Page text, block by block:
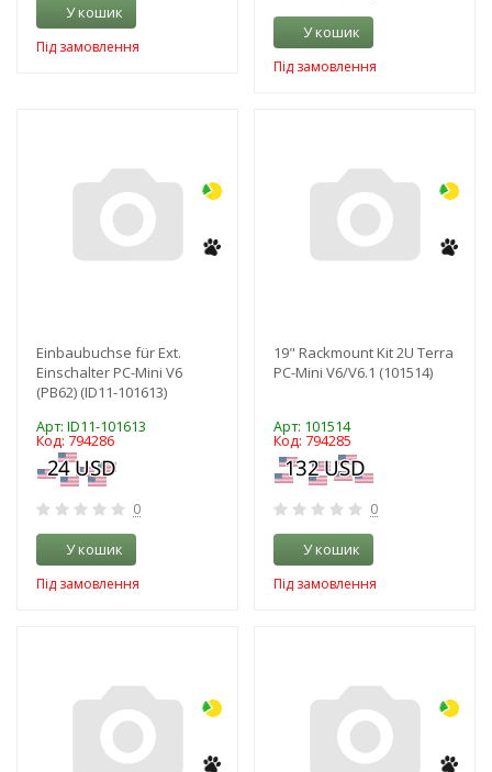
У кошик
Під замовлення
У кошик
Під замовлення
Einbaubuchse für Ext.
Einschalter PC-Mini V6
(PB62) (ID11-101613)
Арт: ID11-101613
Код: 794286
0
У кошик
Під замовлення
19" Rackmount Kit 2U Terra
PC-Mini V6/V6.1 (101514)
Арт: 101514
Код: 794285
0
У кошик
Під замовлення